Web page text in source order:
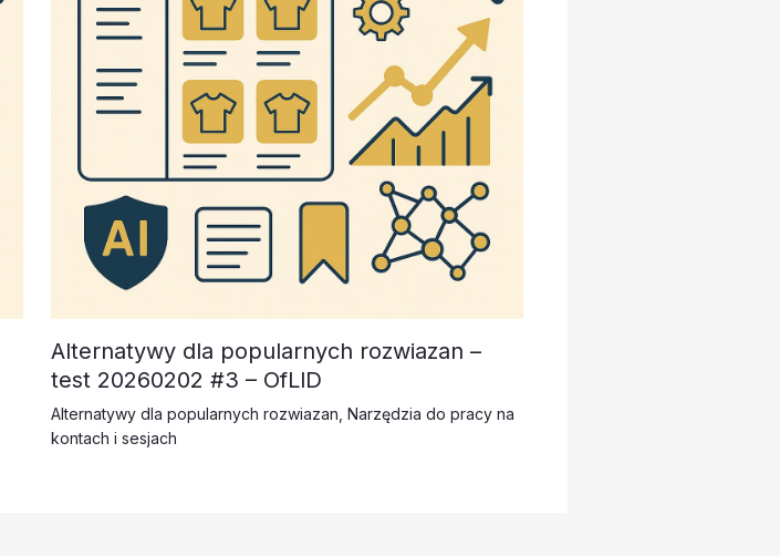
Alternatywy dla popularnych rozwiazan –
test 20260202 #3 – OfLlD
Alternatywy dla popularnych rozwiazan Narzędzia do pracy na
kontach i sesjach